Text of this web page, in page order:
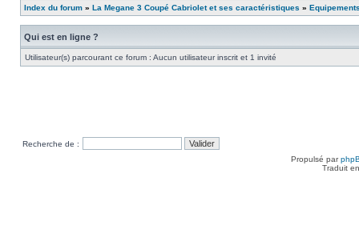
Index du forum » La Megane 3 Coupé Cabriolet et ses caractéristiques »
Qui est en ligne ?
Utilisateur(s) parcourant ce forum : Aucun utilisateur inscrit et 1 invité
Recherche de :
Propulsé par
Traduit